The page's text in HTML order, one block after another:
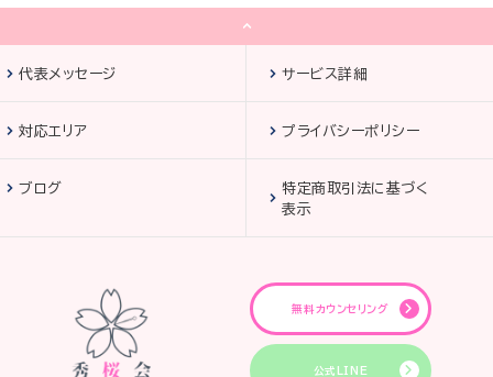
代表メッセージ サービス詳細
対応エリア プライバシーポリシー
ブログ
特定商取引法に基づく
表示
無料カウンセリング
公式LINE